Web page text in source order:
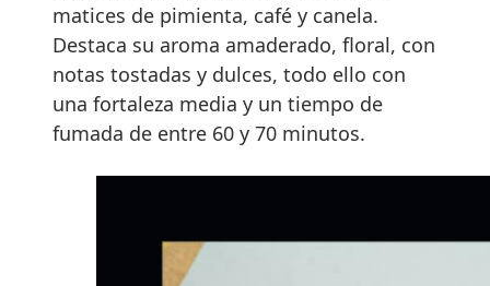
matices de pimienta, café y canela.
Destaca su aroma amaderado, floral, con
notas tostadas y dulces, todo ello con
una fortaleza media y un tiempo de
fumada de entre 60 y 70 minutos.